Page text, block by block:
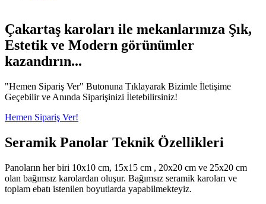
Çakartaş karoları ile mekanlarınıza Şık,
Estetik ve Modern görünümler
kazandırın...
"Hemen Sipariş Ver" Butonuna Tıklayarak Bizimle İletişime
Geçebilir ve Anında Siparişinizi İletebilirsiniz!
Hemen Sipariş Ver!
Seramik Panolar Teknik Özellikleri
Panoların her biri 10x10 cm, 15x15 cm , 20x20 cm ve 25x20 cm
olan bağımsız karolardan oluşur. Bağımsız seramik karoları ve
toplam ebatı istenilen boyutlarda yapabilmekteyiz.